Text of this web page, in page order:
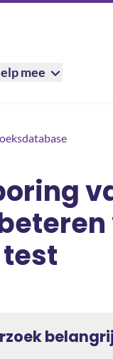
mee
het verbeteren